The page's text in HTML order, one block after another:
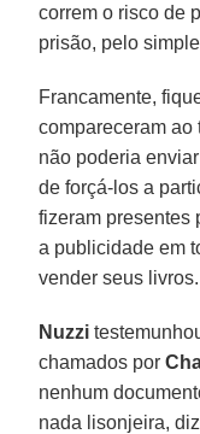
correm o risco de
prisão, pelo
Francamente,
compareceram ao
não poderia
de forçá-los a
fizeram presentes
a publicidade em
vender seus livros.
Nuzzi
chamados por
nenhum
nada lisonjeira,